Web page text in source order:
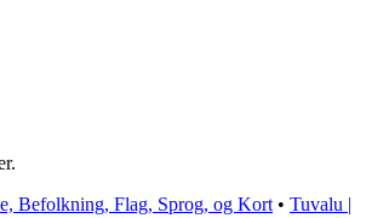
Befolkning, Flag, Sprog, og Kort • Tuvalu |